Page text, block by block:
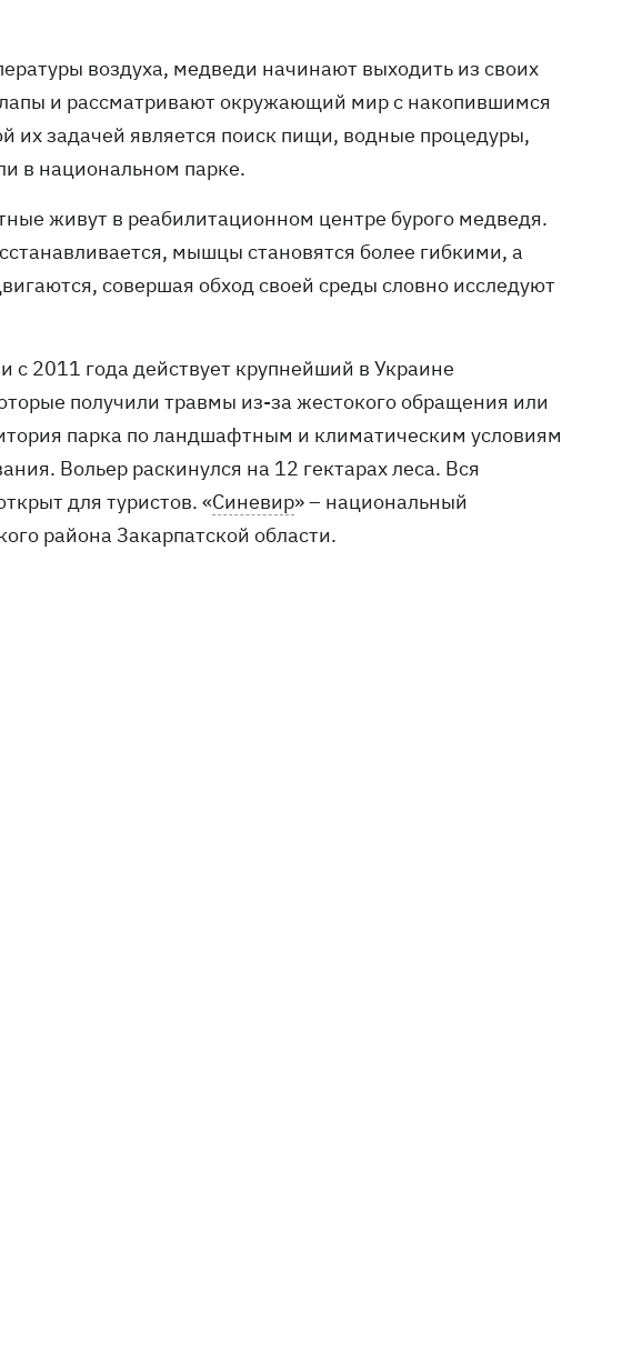
воздуха, медведи начинают выходить из своих
и рассматривают окружающий мир с накопившимся
их задачей является поиск пищи, водные процедуры,
в национальном парке.
живут в реабилитационном центре бурого медведя.
мышцы становятся более гибкими, а
совершая обход своей среды словно исследуют
с 2011 года действует крупнейший в Украине
получили травмы из-за жестокого обращения или
парка по ландшафтным и климатическим условиям
Вольер раскинулся на 12 гектарах леса. Вся
для туристов. «Синевир» – национальный
района Закарпатской области.